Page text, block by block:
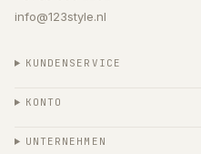
info@123style.nl
KUNDENSERVICE
KONTO
UNTERNEHMEN